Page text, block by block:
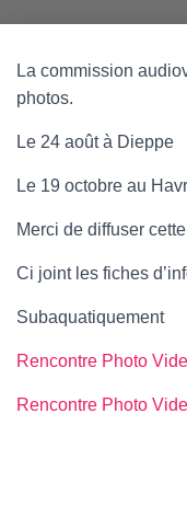
La commission
photos.
Le 24 août à Dieppe
Le 19 octobre au
Merci de diffuser
Ci joint les fiches
Subaquatiquement
Rencontre Photo
Rencontre Photo